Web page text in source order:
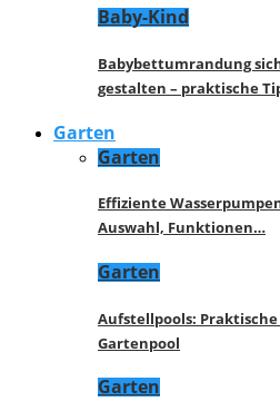
Baby-Kind
Babybettumrandung
gestalten – praktische
Garten
Garten
Effiziente
Auswahl, Funktionen…
Garten
Aufstellpools:
Gartenpool
Garten